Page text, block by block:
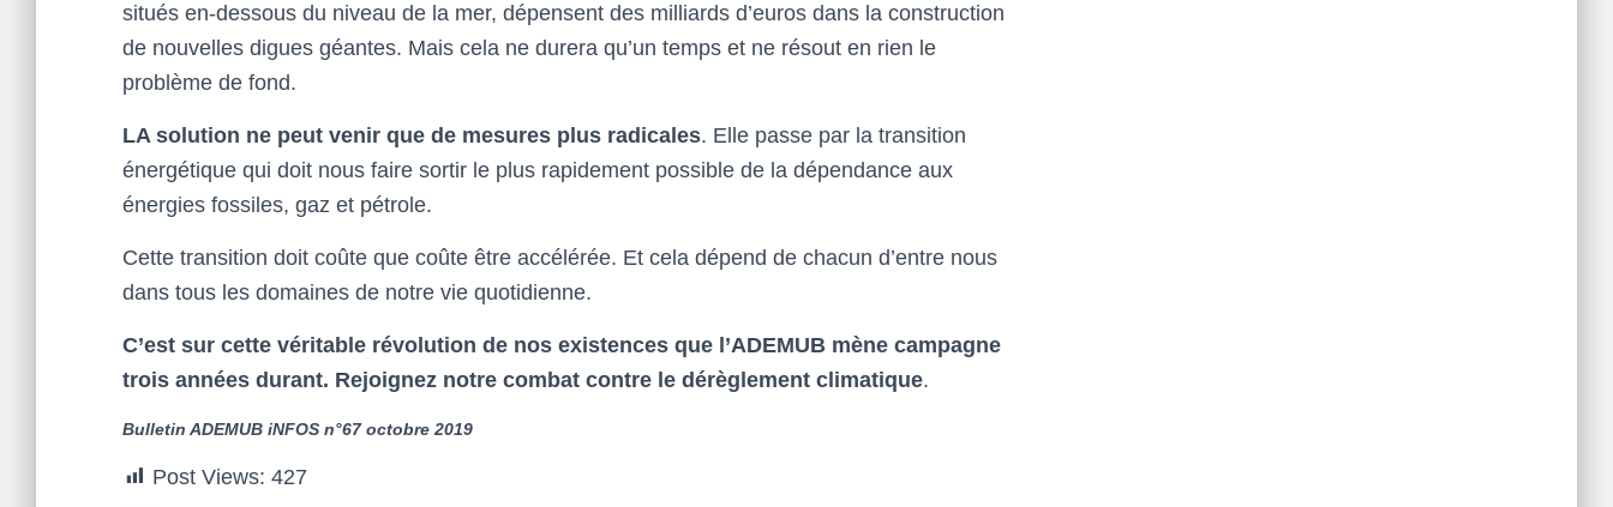
situés en-dessous du niveau de la mer, dépensent des milliards d’euros dans la construction
de nouvelles digues géantes. Mais cela ne durera qu’un temps et ne résout en rien le
problème de fond.
LA solution ne peut venir que de mesures plus radicales. Elle passe par la transition
énergétique qui doit nous faire sortir le plus rapidement possible de la dépendance aux
énergies fossiles, gaz et pétrole.
Cette transition doit coûte que coûte être accélérée. Et cela dépend de chacun d’entre nous
dans tous les domaines de notre vie quotidienne.
C’est sur cette véritable révolution de nos existences que l’ADEMUB mène campagne
trois années durant. Rejoignez notre combat contre le dérèglement climatique.
Bulletin ADEMUB iNFOS n°67 octobre 2019
Post Views: 427